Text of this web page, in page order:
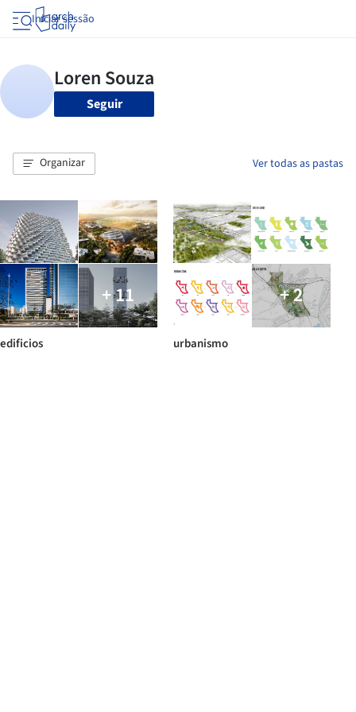
Iniciar sessão
Seguir
Organizar Ver todas as pastas
+ 11
edificios
+ 2
urbanismo